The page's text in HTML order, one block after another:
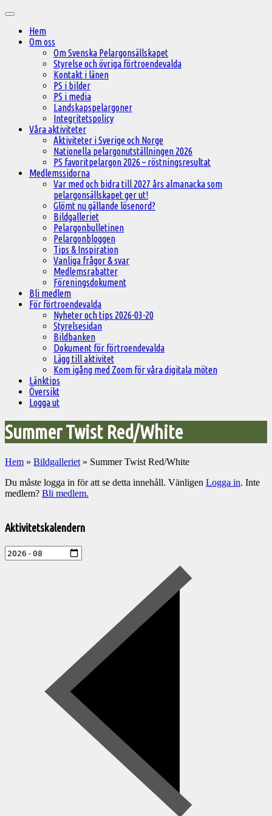
innehåll
Huvudmeny
Hem
Om oss
Om Svenska Pelargonsällskapet
Styrelse och övriga förtroendevalda
Kontakt i länen
PS i bilder
PS i media
Landskapspelargoner
Integritetspolicy
Våra aktiviteter
Aktiviteter i Sverige och Norge
Nationella pelargonutställningen 2026
PS favoritpelargon 2026 – röstningsresultat
Medlemssidorna
Var med och bidra till 2027 års almanacka som
pelargonsällskapet ger ut!
Glömt nu gällande lösenord?
Bildgalleriet
Pelargonbulletinen
Pelargonbloggen
Tips & Inspiration
Vanliga frågor & svar
Medlemsrabatter
Föreningsdokument
Bli medlem
För förtroendevalda
Nyheter och tips 2026-03-20
Styrelsesidan
Bildbanken
Dokument för förtroendevalda
Lägg till aktivitet
Kom igång med Zoom för våra digitala möten
Länktips
Översikt
Logga ut
Summer Twist Red/White
Hem » Bildgalleriet » Summer Twist Red/White
Du måste logga in för att se detta innehåll. Vänligen Logga in. Inte
medlem? Bli medlem.
till
aktiviteter
Aktivitetskalendern